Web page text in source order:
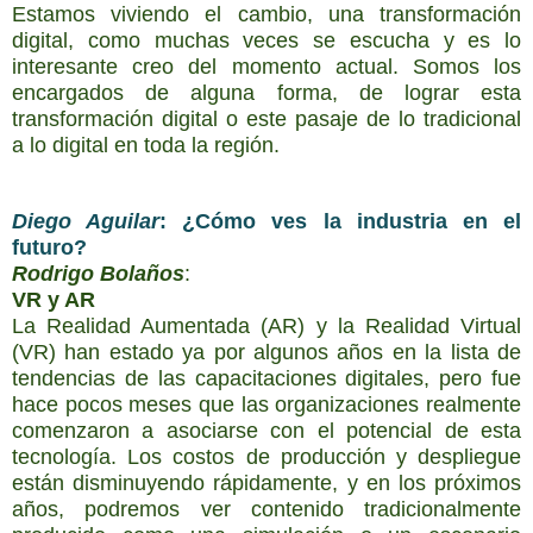
Estamos viviendo el cambio, una transformación
digital, como muchas veces se escucha y es lo
interesante creo del momento actual. Somos los
encargados de alguna forma, de lograr esta
transformación digital o este pasaje de lo tradicional
a lo digital en toda la región.
Diego Aguilar: ¿Cómo ves la industria en el
futuro?
Rodrigo Bolaños:
VR y AR
La Realidad Aumentada (AR) y la Realidad Virtual
(VR) han estado ya por algunos años en la lista de
tendencias de las capacitaciones digitales, pero fue
hace pocos meses que las organizaciones realmente
comenzaron a asociarse con el potencial de esta
tecnología. Los costos de producción y despliegue
están disminuyendo rápidamente, y en los próximos
años, podremos ver contenido tradicionalmente